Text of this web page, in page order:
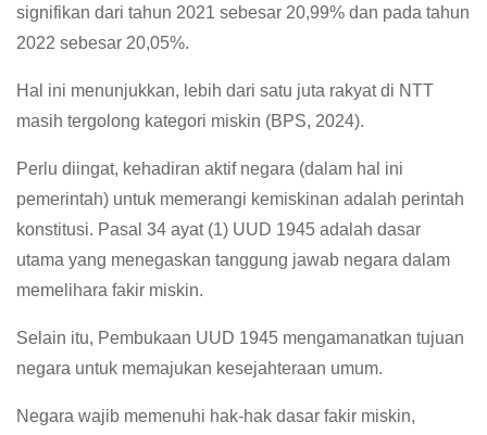
signifikan dari tahun 2021 sebesar 20,99% dan pada tahun
2022 sebesar 20,05%.
Hal ini menunjukkan, lebih dari satu juta rakyat di NTT
masih tergolong kategori miskin (BPS, 2024).
Perlu diingat, kehadiran aktif negara (dalam hal ini
pemerintah) untuk memerangi kemiskinan adalah perintah
konstitusi. Pasal 34 ayat (1) UUD 1945 adalah dasar
utama yang menegaskan tanggung jawab negara dalam
memelihara fakir miskin.
Selain itu, Pembukaan UUD 1945 mengamanatkan tujuan
negara untuk memajukan kesejahteraan umum.
Negara wajib memenuhi hak-hak dasar fakir miskin,